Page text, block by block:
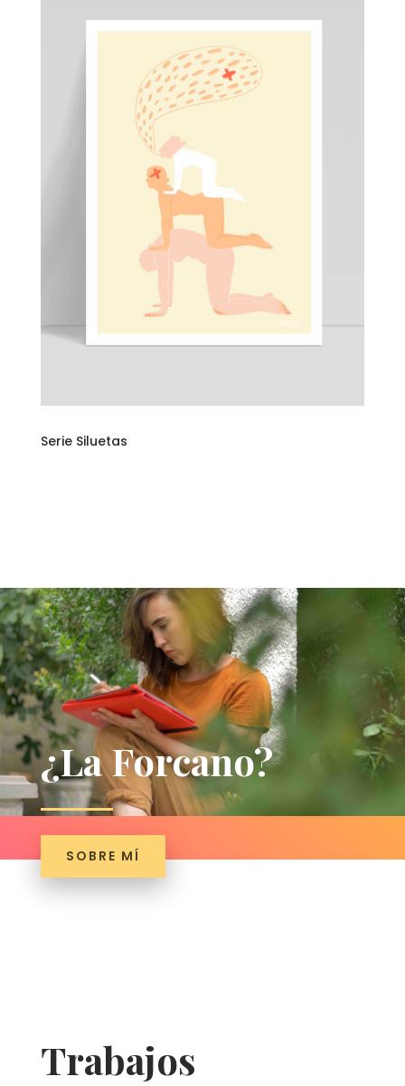
Serie Siluetas
¿La Forcano?
SOBRE MÍ
Trabajos